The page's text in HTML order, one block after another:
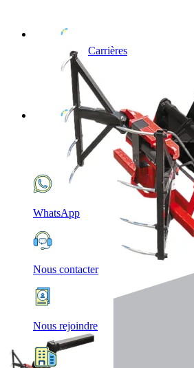
Carrières
WhatsApp
Nous contacter
Nous rejoindre